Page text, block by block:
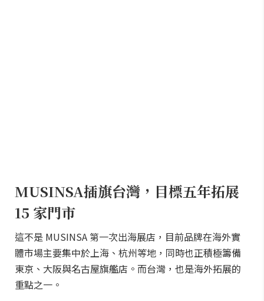
MUSINSA插旗台灣，目標五年拓展
15 家門市
這不是 MUSINSA 第一次出海展店，目前品牌在海外實
體市場主要集中於上海、杭州等地，同時也正積極籌備
東京、大阪與名古屋旗艦店。而台灣，也是海外拓展的
重點之一。